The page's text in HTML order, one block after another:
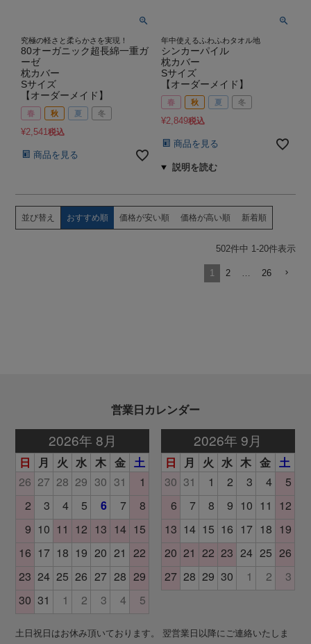
究極の軽さと柔らかさを実現！
80オーガニック超長綿一重ガ
ーゼ
枕カバー
Sサイズ
【オーダーメイド】
春 秋 夏 冬
¥2,541税込
商品を見る
年中使えるふわふわタオル地
シンカーパイル
枕カバー
Sサイズ
【オーダーメイド】
春 秋 夏 冬
¥2,849税込
商品を見る
並び替え おすすめ順 価格が安い順 価格が高い順 新着順
502件中 1-20件表示
1 2 … 26
営業日カレンダー
土日祝日はお休み頂いております。 翌営業日以降にご連絡いたしま